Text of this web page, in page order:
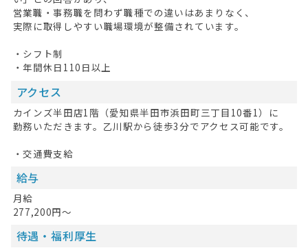
掲載希望の方へ
営業職・事務職を問わず職種での違いはあまりなく、
実際に取得しやすい職場環境が整備されています。
・シフト制
・年間休日110日以上
アクセス
カインズ半田店1階（愛知県半田市浜田町三丁目10番1）に
勤務いただきます。乙川駅から徒歩3分でアクセス可能です。
・交通費支給
給与
月給
277,200円～
待遇・福利厚生